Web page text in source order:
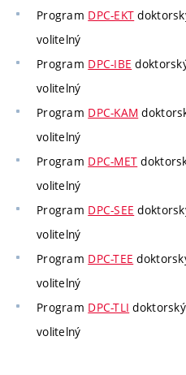
Program DPC-EKT
volitelný
Program DPC-IBE
volitelný
Program DPC-KAM
volitelný
Program DPC-MET
volitelný
Program DPC-SEE
volitelný
Program DPC-TEE
volitelný
Program DPC-TLI
volitelný